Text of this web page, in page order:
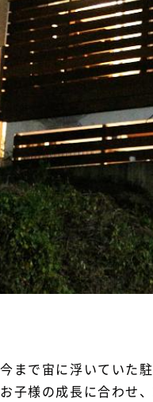
今まで宙に浮いていた
お子様の成長に合わせ